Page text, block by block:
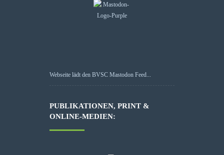
Webseite lädt den BVSC Mastodon Feed...
PUBLIKATIONEN, PRINT &
ONLINE-MEDIEN: